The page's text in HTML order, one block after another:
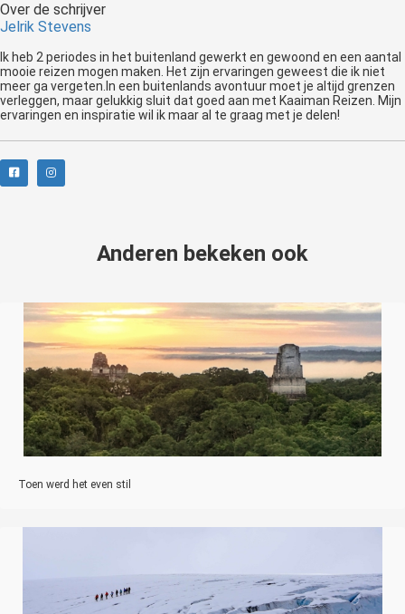
Over de schrijver
Jelrik Stevens
Ik heb 2 periodes in het buitenland gewerkt en gewoond en een aantal
mooie reizen mogen maken. Het zijn ervaringen geweest die ik niet
meer ga vergeten.In een buitenlands avontuur moet je altijd grenzen
verleggen, maar gelukkig sluit dat goed aan met Kaaiman Reizen. Mijn
ervaringen en inspiratie wil ik maar al te graag met je delen!
Anderen bekeken ook
Toen werd het even stil